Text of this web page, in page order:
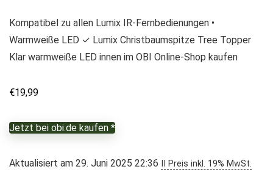
Kompatibel zu allen Lumix IR-Fernbedienungen •
Warmweiße LED ✓ Lumix Christbaumspitze Tree Topper
Klar warmweiße LED innen im OBI Online-Shop kaufen
€19,99
Jetzt bei obi.de kaufen *
Aktualisiert am 29. Juni 2025 22:36 II Preis inkl. 19% MwSt.